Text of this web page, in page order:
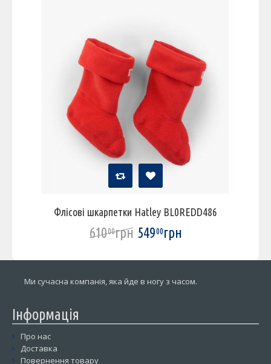
Флісові шкарпетки Hatley BL0REDD486
61000грн 54900грн
Ми сучасна компанія, яка йде в ногу з часом.
Інформація
Про нас
Доставка
Повернення товару